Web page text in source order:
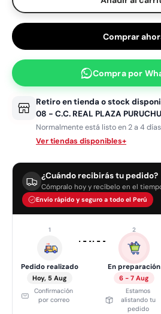
Comprar
Compra por
Retiro en tienda o stock
08 - C.C. REAL PLAZA
Normalmente está listo en 2 a 4 días
Ver tiendas disponibles+
¿Cuándo recibirás tu pedido?
Cómpralo hoy y recíbelo en el
Envío rápido y seguro a todo el Perú
1
Pedido realizado
Hoy, 5 Aug
Confirmación
por correo
›
2
En preparación
6 - 7 Aug
Estamos
alistando tu
pedido